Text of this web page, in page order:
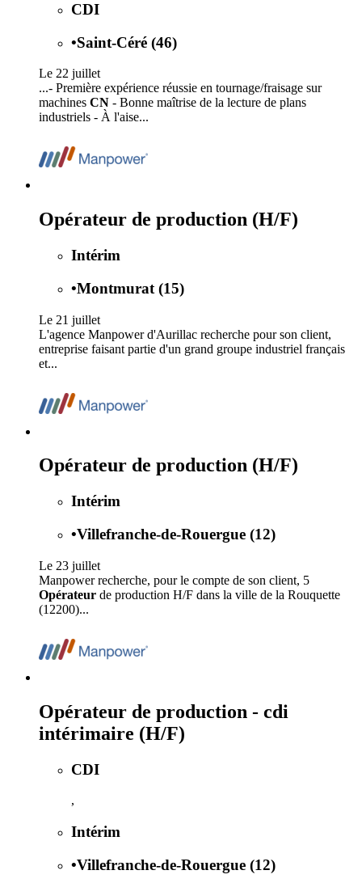
CDI
•Saint-Céré (46)
Le 22 juillet
...- Première expérience réussie en tournage/fraisage sur
machines CN - Bonne maîtrise de la lecture de plans
industriels - À l'aise...
Opérateur de production (H/F)
Intérim
•Montmurat (15)
Le 21 juillet
L'agence Manpower d'Aurillac recherche pour son client,
entreprise faisant partie d'un grand groupe industriel français
et...
Opérateur de production (H/F)
Intérim
•Villefranche-de-Rouergue (12)
Le 23 juillet
Manpower recherche, pour le compte de son client, 5
Opérateur de production H/F dans la ville de la Rouquette
(12200)...
Opérateur de production - cdi
intérimaire (H/F)
CDI
,
Intérim
•Villefranche-de-Rouergue (12)